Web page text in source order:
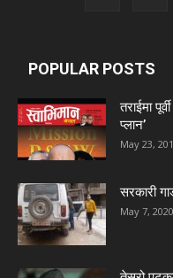
POPULAR POSTS
तराईमा
प्लान’
May 23,
सरकारी
May 7, 2020